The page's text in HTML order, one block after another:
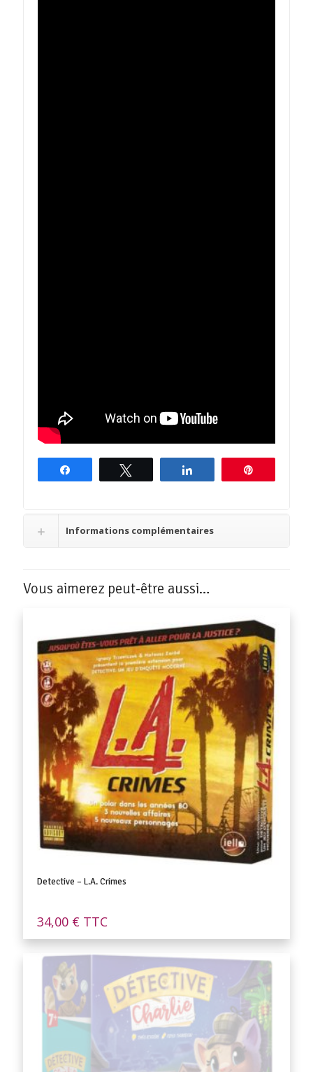
Informations complémentaires
Vous aimerez peut-être aussi…
Detective – L.A. Crimes
34,00 € TTC